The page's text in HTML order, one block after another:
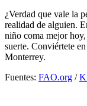
¿Verdad que vale la
realidad de alguien.
niño coma mejor
suerte. Conviértete
Monterrey.
Fuentes: FAO.org /